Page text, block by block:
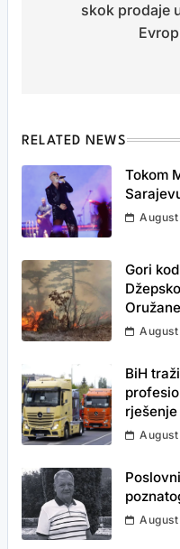
skok prodaje
RELATED NEWS
Tokom
Gori
BiH